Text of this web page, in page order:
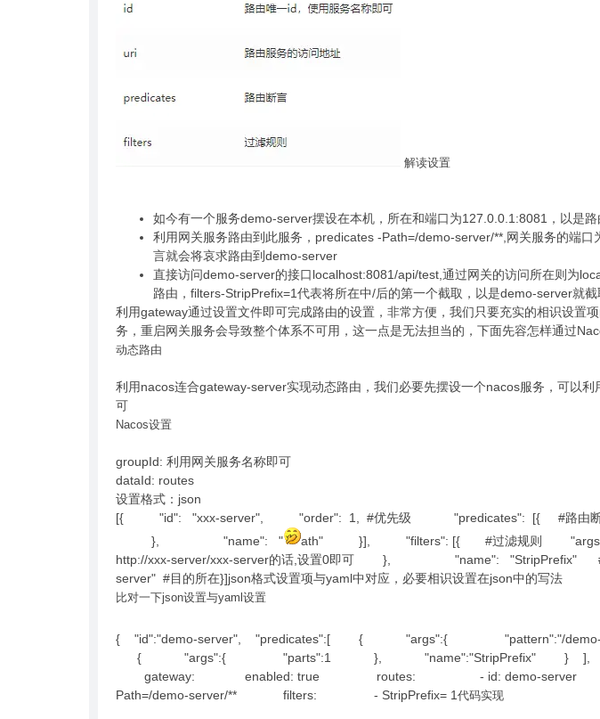
解读设置
如今有一个服务demo-server摆设在本机，所在和端口为127.0.0.1:8081，以是
利用网关服务路由到此服务，predicates -Path=/demo-server/**,网关服务的端
言就会将哀求路由到demo-server
直接访问demo-server的接口localhost:8081/api/test,通过网关的访问所在则为
路由，filters-StripPrefix=1代表将所在中/后的第一个截取，以是demo-server就截
利用gateway通过设置文件即可完成路由的设置，非常方便，我们只要充实的相识设置
务，重启网关服务会导致整个体系不可用，这一点是无法担当的，下面先容怎样通过
动态路由
利用nacos连合gateway-server实现动态路由，我们必要先摆设一个nacos服务，可以
可
Nacos设置
groupId: 利用网关服务名称即可
dataId: routes
设置格式：json
[{ "id": "xxx-server", "order": 1, #优先级 "predicates": [{ #
}, "name": "
ath" }], "filters": [{ #过滤规则
http://xxx-server/xxx-server的话,设置0即可 }, "name": "StripPrefix"
server" #目的所在}]json格式设置项与yaml中对应，必要相识设置在json中的写法
比对一下json设置与yaml设置
{ "id":"demo-server", "predicates":[ { "args":{ "pattern":"/
{ "args":{ "parts":1 }, "name":"StripPrefix" } ], "uri":"http://
gateway: enabled: true routes: - id: demo-server
Path=/demo-server/** filters: - StripPrefix= 1 代码实现